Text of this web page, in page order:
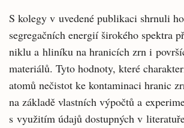
S kolegy v uvedené publikaci shrnuli
segregačních energií širokého spektra
niklu a hliníku na hranicích zrn i
materiálů. Tyto hodnoty, které
atomů nečistot ke kontaminaci hranic
na základě vlastních výpočtů a
s využitím údajů dostupných v